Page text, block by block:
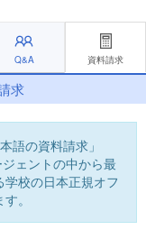
Q&A 資料請求
求
語の資料請求」
ェントの中から最
校の日本正規オフ
。